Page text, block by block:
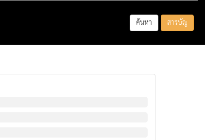
ค้นหา สารบัญ